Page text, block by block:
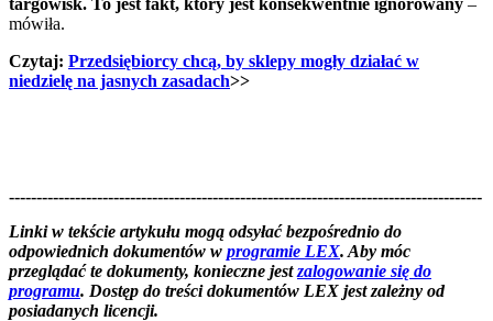
mówiła.
Czytaj: Przedsiębiorcy chcą, by sklepy mogły działać w
niedzielę na jasnych zasadach>>
--------------------------------------------------------------------------------------
Linki w tekście artykułu mogą odsyłać bezpośrednio do
odpowiednich dokumentów w programie LEX. Aby móc
przeglądać te dokumenty, konieczne jestzalogowanie się do
programu. Dostęp do treści dokumentów LEX jest zależny od
posiadanych licencji.